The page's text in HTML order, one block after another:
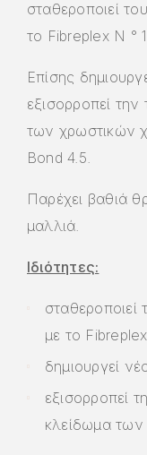
σταθεροποιεί
το Fibreplex N °
Επίσης
εξισορροπεί την
των χρωστικών
Bond 4.5.
Παρέχει βαθιά
μαλλιά.
Ιδιότητες:
με το
δημιουργεί
εξισορροπεί
κλείδωμα